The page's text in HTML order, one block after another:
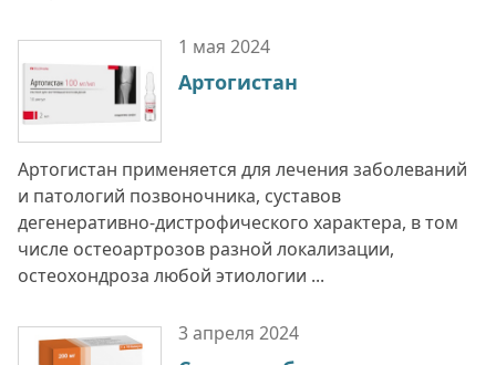
1 мая 2024
Артогистан
Артогистан применяется для лечения заболеваний
и патологий позвоночника, суставов
дегенеративно-дистрофического характера, в том
числе остеоартрозов разной локализации,
остеохондроза любой этиологии ...
3 апреля 2024